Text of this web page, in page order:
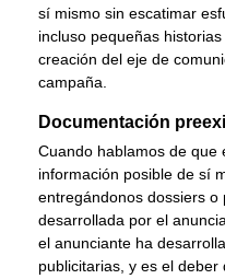
sí mismo sin escatimar
incluso pequeñas
creación del eje de
campaña.
Documentación
Cuando hablamos de que
información posible de sí
entregándonos dossiers
desarrollada por el
el anunciante ha
publicitarias, y es el